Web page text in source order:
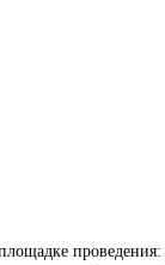
проведения: